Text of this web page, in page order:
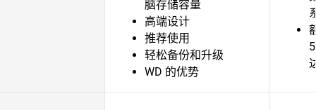
脑存储容量
高端设计
推荐使用
轻松备份和升级
WD 的优势